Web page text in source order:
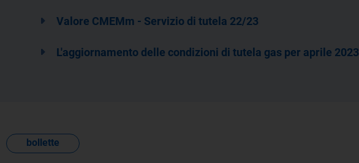
Valore CMEMm - Servizio di tutela 22/23
L'aggiornamento delle condizioni di tutela gas per aprile 2023
bollette